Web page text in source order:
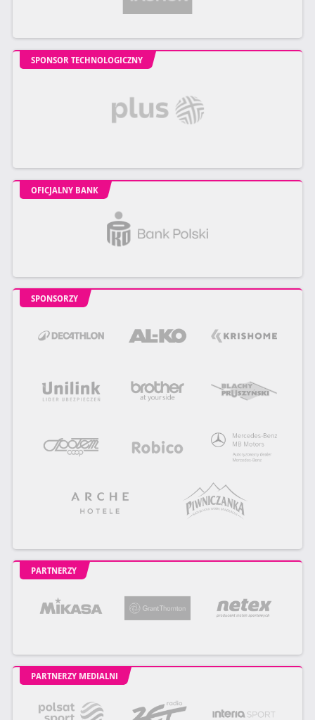
SPONSOR TECHNOLOGICZNY
OFICJALNY BANK
SPONSORZY
PARTNERZY
PARTNERZY MEDIALNI